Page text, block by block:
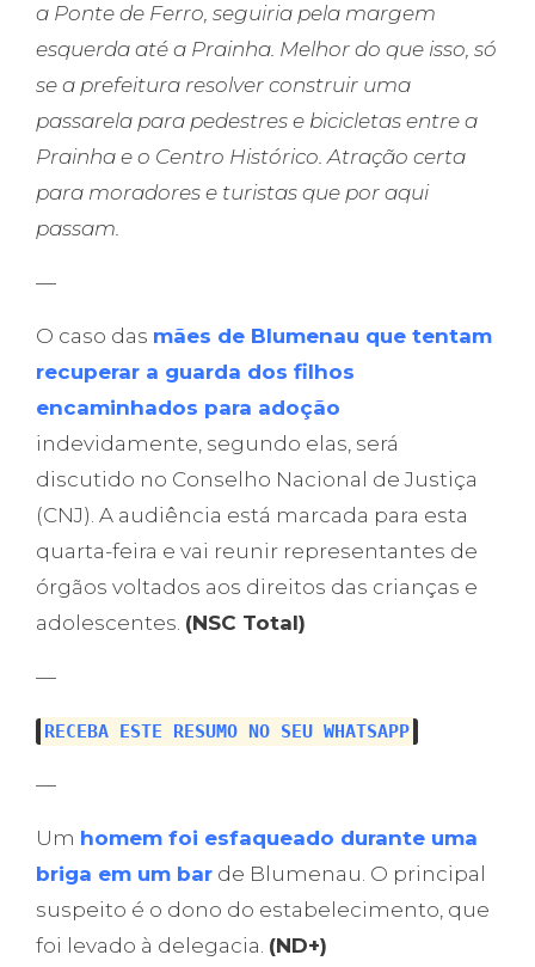
a Ponte de Ferro, seguiria pela margem
esquerda até a Prainha. Melhor do que isso, só
se a prefeitura resolver construir uma
passarela para pedestres e bicicletas entre a
Prainha e o Centro Histórico. Atração certa
para moradores e turistas que por aqui
passam.
—
O caso das mães de Blumenau que tentam
recuperar a guarda dos filhos
encaminhados para adoção
indevidamente, segundo elas, será
discutido no Conselho Nacional de Justiça
(CNJ). A audiência está marcada para esta
quarta-feira e vai reunir representantes de
órgãos voltados aos direitos das crianças e
adolescentes. (NSC Total)
—
RECEBA ESTE RESUMO NO SEU WHATSAPP
—
Um homem foi esfaqueado durante uma
briga em um bar de Blumenau. O principal
suspeito é o dono do estabelecimento, que
foi levado à delegacia. (ND+)